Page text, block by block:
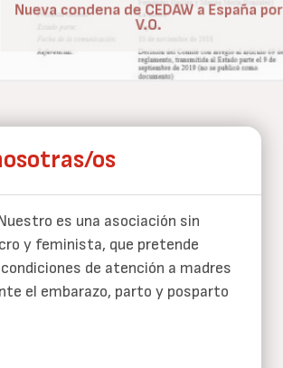
de CEDAW a España por
os
es una asociación sin
y feminista, que pretende
de atención a madres
el embarazo, parto y posparto